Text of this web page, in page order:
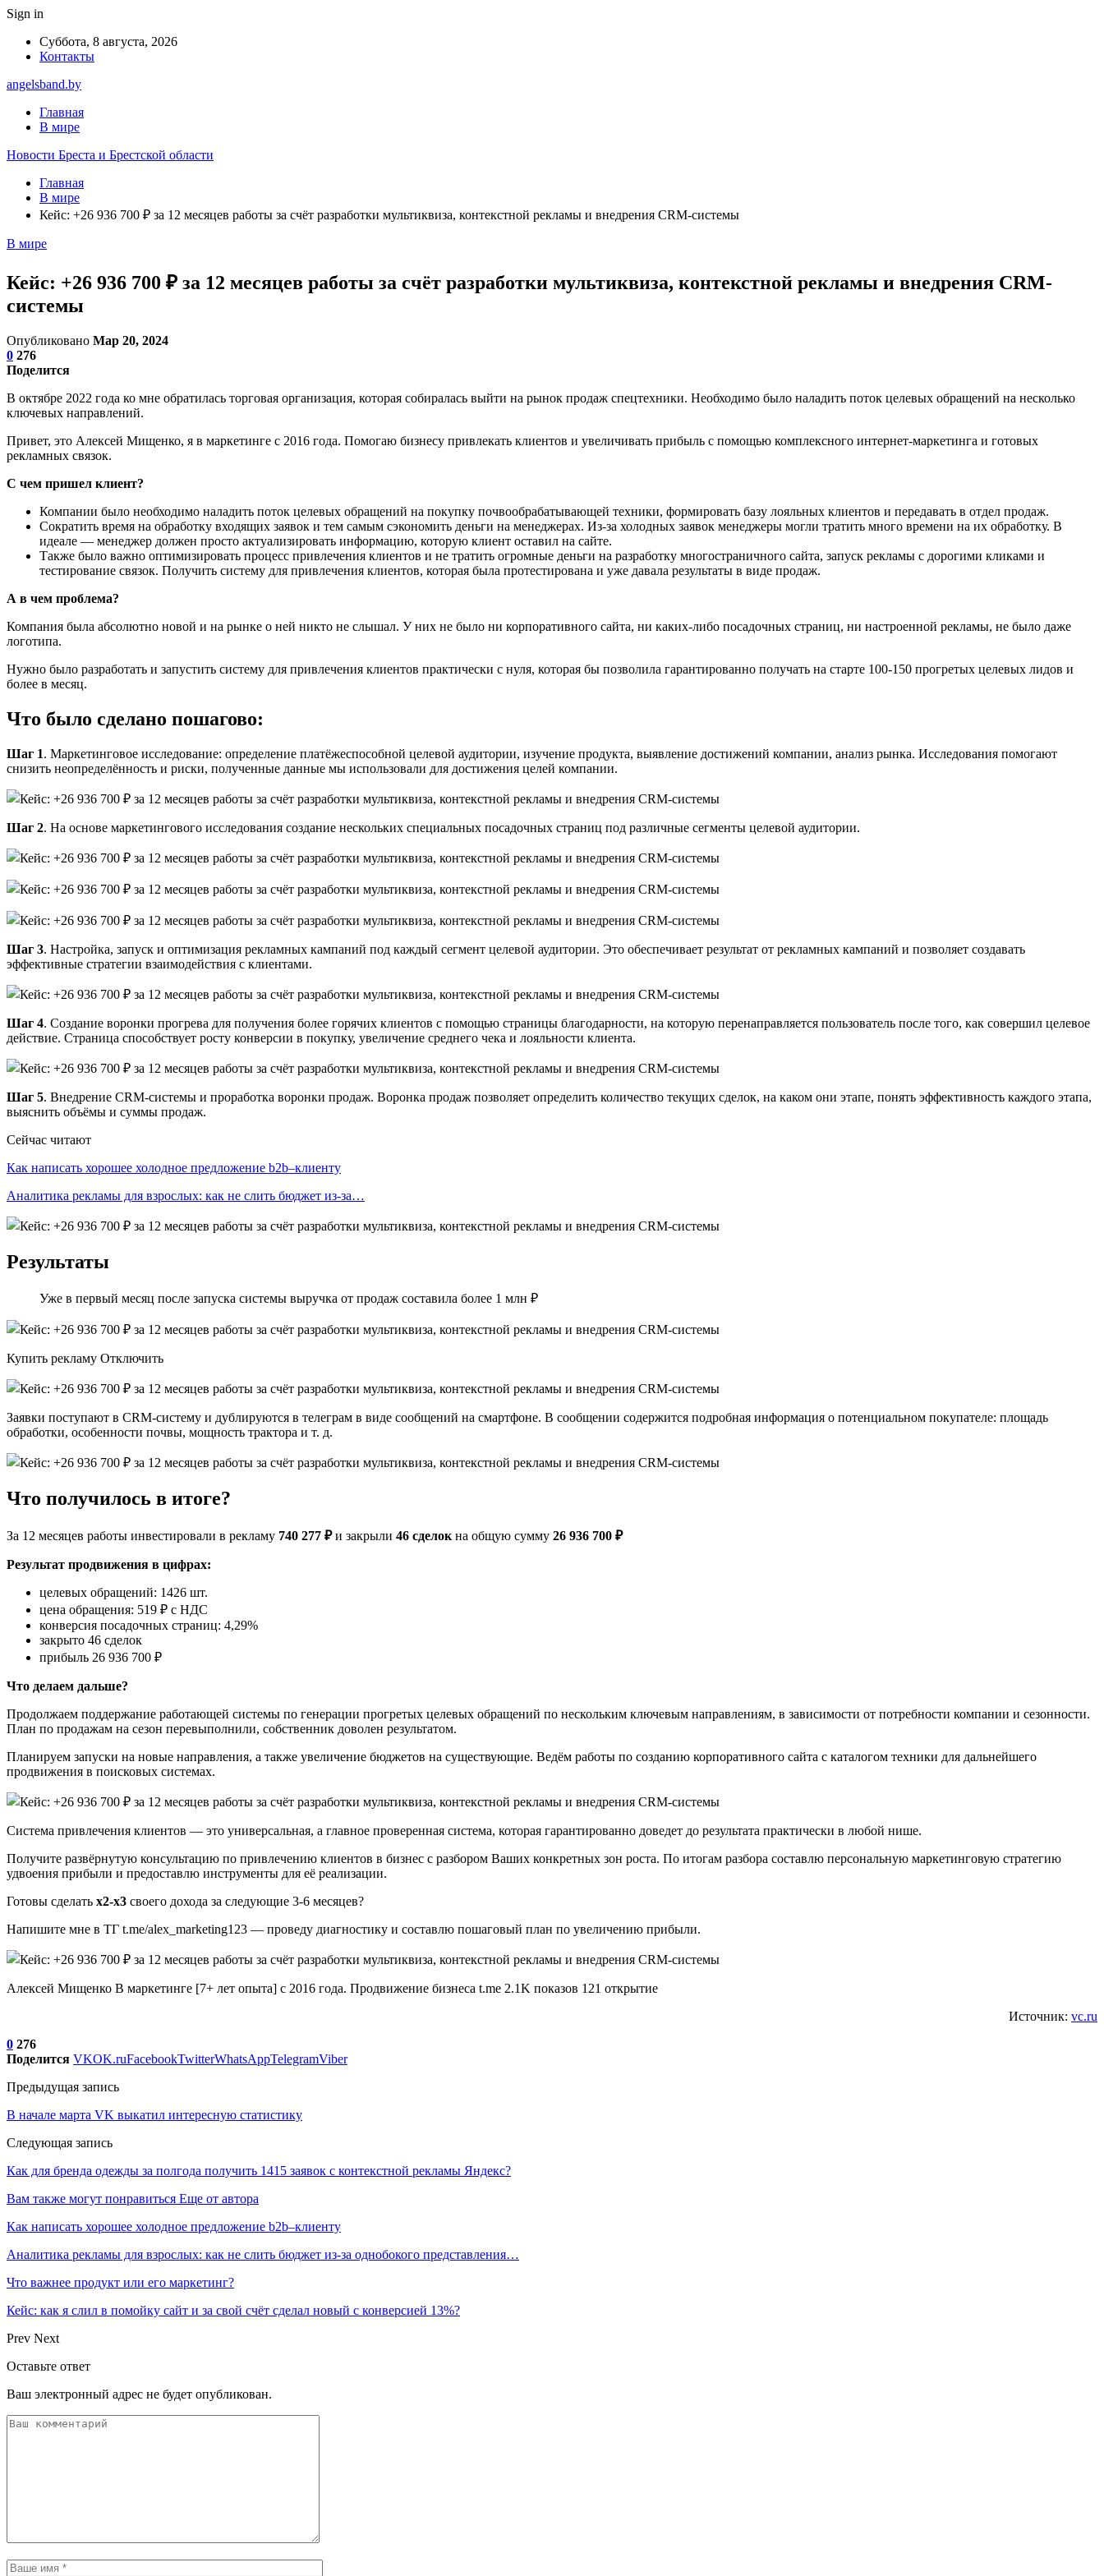
Sign in
Суббота, 8 августа, 2026
Контакты
angelsband.by
Главная
В мире
Новости Бреста и Брестской области
Главная
В мире
Кейс: +26 936 700 ₽ за 12 месяцев работы за счёт разработки мультиквиза, контекстной рекламы и внедрения CRM-системы
В мире
Кейс: +26 936 700 ₽ за 12 месяцев работы за счёт разработки мультиквиза, контекстной рекламы и внедрения CRM-
системы
Опубликовано Мар 20, 2024
0 276
Поделится
В октябре 2022 года ко мне обратилась торговая организация, которая собиралась выйти на рынок продаж спецтехники. Необходимо было наладить поток целевых обращений на несколько
ключевых направлений.
Привет, это Алексей Мищенко, я в маркетинге с 2016 года. Помогаю бизнесу привлекать клиентов и увеличивать прибыль с помощью комплексного интернет-маркетинга и готовых
рекламных связок.
С чем пришел клиент?
Компании было необходимо наладить поток целевых обращений на покупку почвообрабатывающей техники, формировать базу лояльных клиентов и передавать в отдел продаж.
Сократить время на обработку входящих заявок и тем самым сэкономить деньги на менеджерах. Из-за холодных заявок менеджеры могли тратить много времени на их обработку. В
идеале — менеджер должен просто актуализировать информацию, которую клиент оставил на сайте.
Также было важно оптимизировать процесс привлечения клиентов и не тратить огромные деньги на разработку многостраничного сайта, запуск рекламы с дорогими кликами и
тестирование связок. Получить систему для привлечения клиентов, которая была протестирована и уже давала результаты в виде продаж.
А в чем проблема?
Компания была абсолютно новой и на рынке о ней никто не слышал. У них не было ни корпоративного сайта, ни каких-либо посадочных страниц, ни настроенной рекламы, не было даже
логотипа.
Нужно было разработать и запустить систему для привлечения клиентов практически с нуля, которая бы позволила гарантированно получать на старте 100-150 прогретых целевых лидов и
более в месяц.
Что было сделано пошагово:
Шаг 1. Маркетинговое исследование: определение платёжеспособной целевой аудитории, изучение продукта, выявление достижений компании, анализ рынка. Исследования помогают
снизить неопределённость и риски, полученные данные мы использовали для достижения целей компании.
Шаг 2. На основе маркетингового исследования создание нескольких специальных посадочных страниц под различные сегменты целевой аудитории.
Шаг 3. Настройка, запуск и оптимизация рекламных кампаний под каждый сегмент целевой аудитории. Это обеспечивает результат от рекламных кампаний и позволяет создавать
эффективные стратегии взаимодействия с клиентами.
Шаг 4. Создание воронки прогрева для получения более горячих клиентов с помощью страницы благодарности, на которую перенаправляется пользователь после того, как совершил целевое
действие. Страница способствует росту конверсии в покупку, увеличение среднего чека и лояльности клиента.
Шаг 5. Внедрение CRM-системы и проработка воронки продаж. Воронка продаж позволяет определить количество текущих сделок, на каком они этапе, понять эффективность каждого этапа,
выяснить объёмы и суммы продаж.
Сейчас читают
Как написать хорошее холодное предложение b2b–клиенту
Аналитика рекламы для взрослых: как не слить бюджет из-за…
Результаты
Уже в первый месяц после запуска системы выручка от продаж составила более 1 млн ₽
Купить рекламу Отключить
Заявки поступают в CRM-систему и дублируются в телеграм в виде сообщений на смартфоне. В сообщении содержится подробная информация о потенциальном покупателе: площадь
обработки, особенности почвы, мощность трактора и т. д.
Что получилось в итоге?
За 12 месяцев работы инвестировали в рекламу 740 277 ₽и закрыли 46 сделок на общую сумму 26 936 700 ₽
Результат продвижения в цифрах:
целевых обращений: 1426 шт.
цена обращения: 519 ₽ с НДС
конверсия посадочных страниц: 4,29%
закрыто 46 сделок
прибыль 26 936 700 ₽
Что делаем дальше?
Продолжаем поддержание работающей системы по генерации прогретых целевых обращений по нескольким ключевым направлениям, в зависимости от потребности компании и сезонности.
План по продажам на сезон перевыполнили, собственник доволен результатом.
Планируем запуски на новые направления, а также увеличение бюджетов на существующие. Ведём работы по созданию корпоративного сайта с каталогом техники для дальнейшего
продвижения в поисковых системах.
Система привлечения клиентов — это универсальная, а главное проверенная система, которая гарантированно доведет до результата практически в любой нише.
Получите развёрнутую консультацию по привлечению клиентов в бизнес с разбором Ваших конкретных зон роста. По итогам разбора составлю персональную маркетинговую стратегию
удвоения прибыли и предоставлю инструменты для её реализации.
Готовы сделать x2-x3 своего дохода за следующие 3-6 месяцев?
Напишите мне в ТГ t.me/alex_marketing123 — проведу диагностику и составлю пошаговый план по увеличению прибыли.
Алексей Mищенко В маркетинге [7+ лет опыта] с 2016 года. Продвижение бизнеса t.me 2.1K показов 121 открытие
Источник: vc.ru
0 276
Поделится VKOK.ruFacebookTwitterWhatsAppTelegramViber
Предыдущая запись
В начале марта VK выкатил интересную статистику
Следующая запись
Как для бренда одежды за полгода получить 1415 заявок с контекстной рекламы Яндекс?
Вам также могут понравиться Еще от автора
Как написать хорошее холодное предложение b2b–клиенту
Аналитика рекламы для взрослых: как не слить бюджет из-за однобокого представления…
Что важнее продукт или его маркетинг?
Кейс: как я слил в помойку сайт и за свой счёт сделал новый с конверсией 13%?
Prev Next
Оставьте ответ
Ваш электронный адрес не будет опубликован.